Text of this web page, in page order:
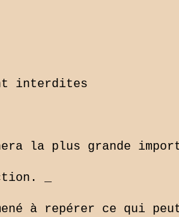
interdites
la plus grande
_
à repérer ce qui